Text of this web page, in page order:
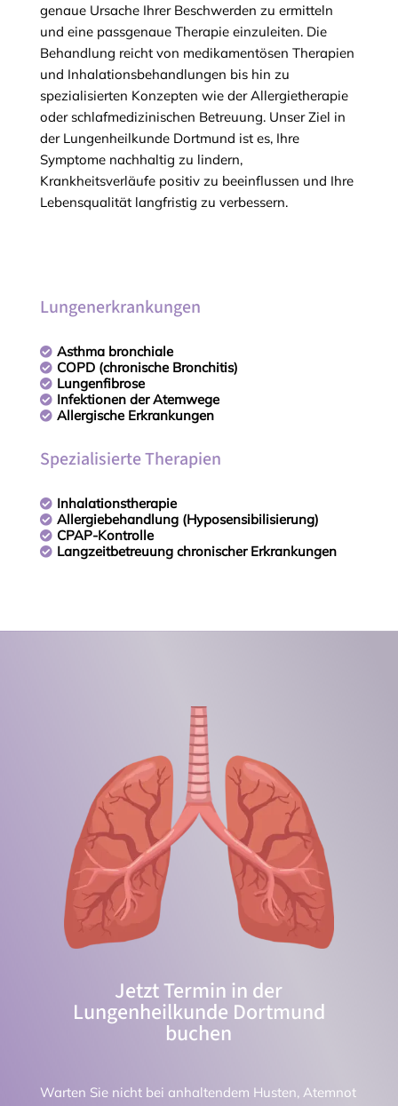
genaue Ursache Ihrer Beschwerden zu ermitteln
und eine passgenaue Therapie einzuleiten. Die
Behandlung reicht von medikamentösen Therapien
und Inhalationsbehandlungen bis hin zu
spezialisierten Konzepten wie der Allergietherapie
oder schlafmedizinischen Betreuung. Unser Ziel in
der Lungenheilkunde Dortmund ist es, Ihre
Symptome nachhaltig zu lindern,
Krankheitsverläufe positiv zu beeinflussen und Ihre
Lebensqualität langfristig zu verbessern.
Lungenerkrankungen
 Asthma bronchiale
 COPD (chronische Bronchitis)
 Lungenfibrose
 Infektionen der Atemwege
 Allergische Erkrankungen
Spezialisierte Therapien
 Inhalationstherapie
 Allergiebehandlung (Hyposensibilisierung)
 CPAP-Kontrolle
 Langzeitbetreuung chronischer Erkrankungen
Jetzt Termin in der
Lungenheilkunde Dortmund
buchen
Warten Sie nicht bei anhaltendem Husten, Atemnot